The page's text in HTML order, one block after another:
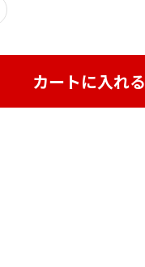
カートに入れる